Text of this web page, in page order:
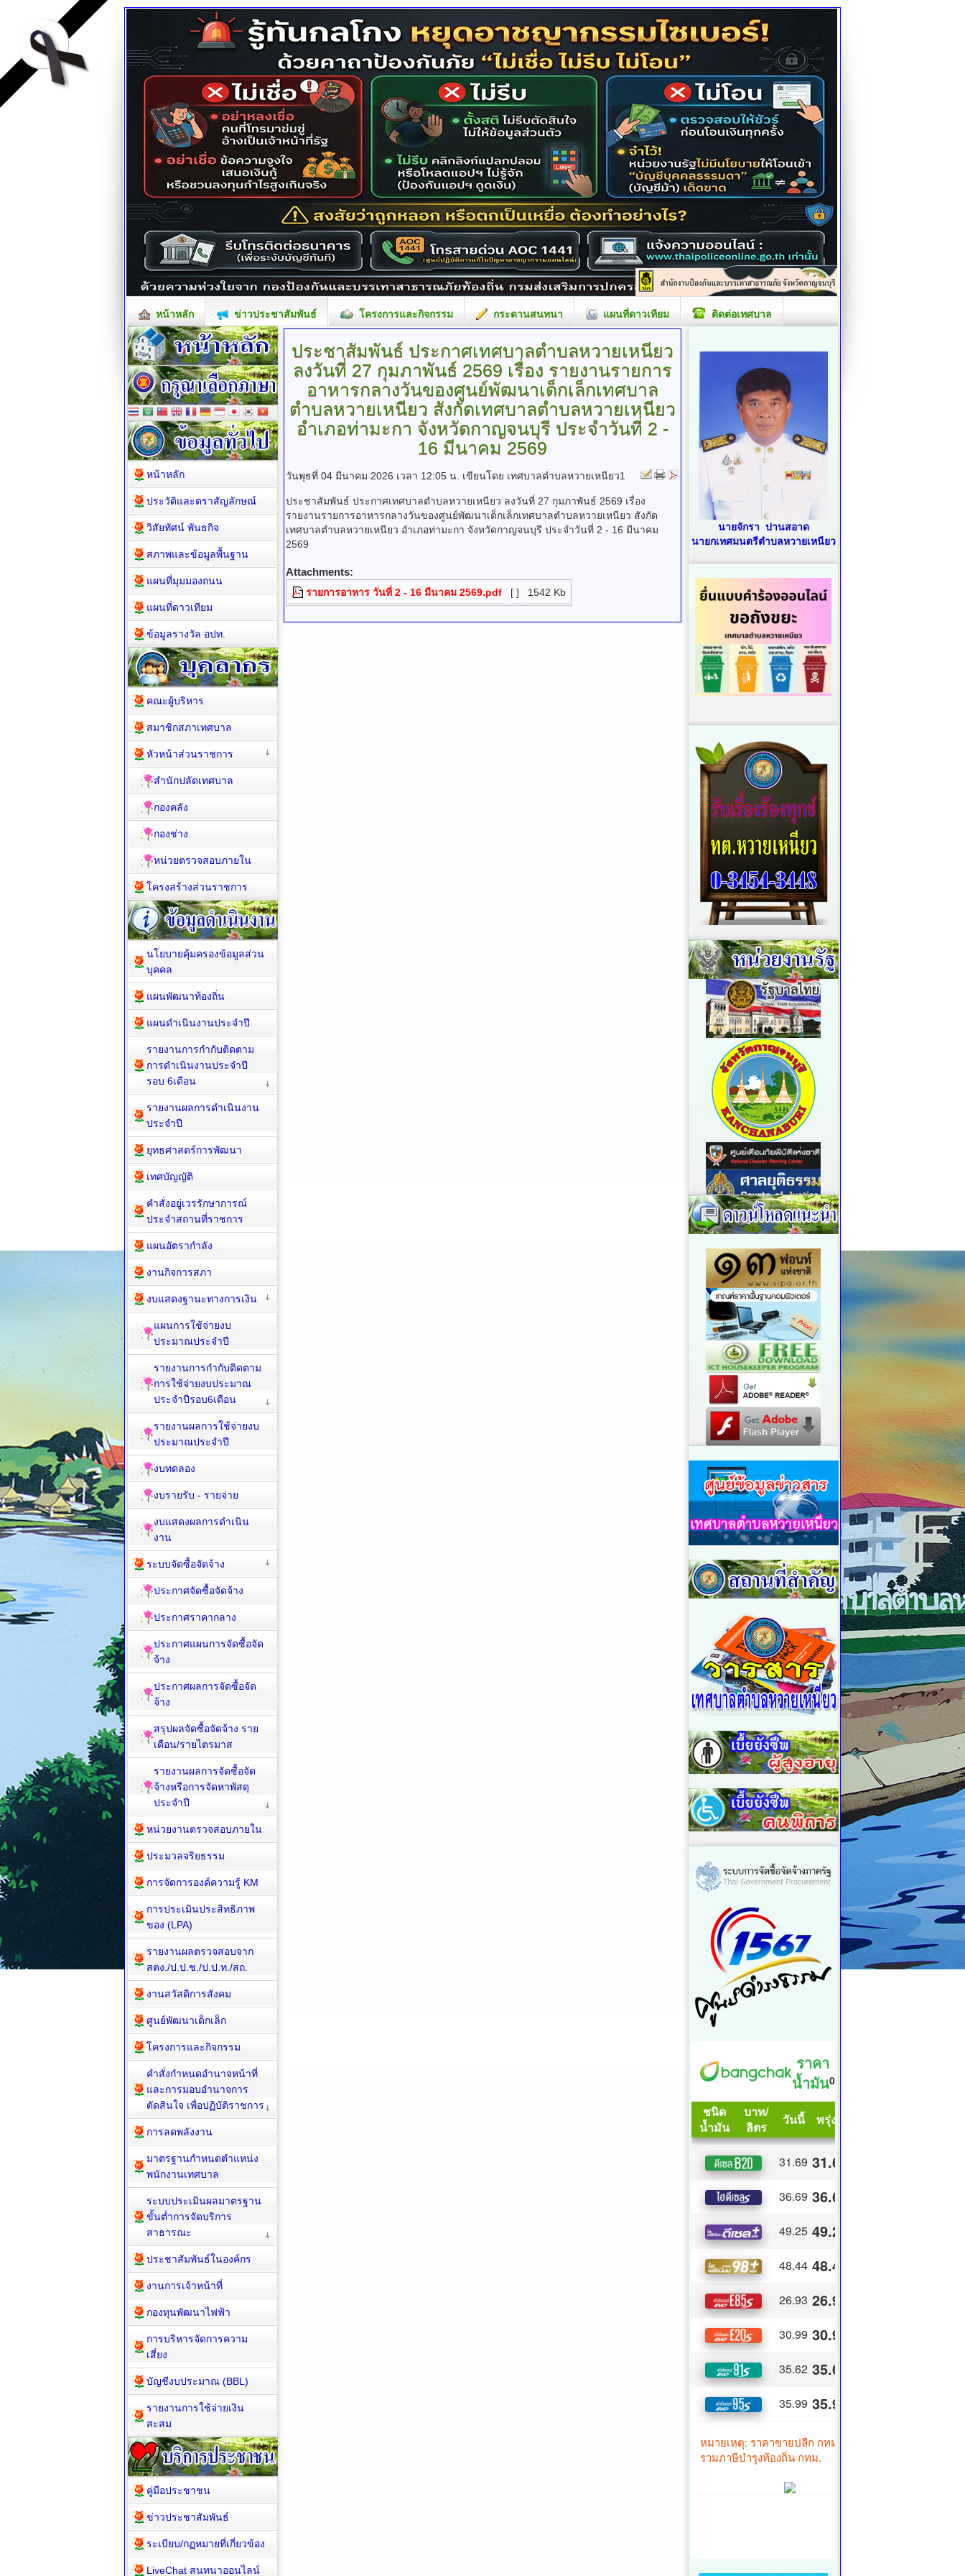
หน้าหลัก ข่าวประชาสัมพันธ์ โครงการและกิจกรรม กระดานสนทนา แผนที่ดาวเทียม ติดต่อเทศบาล
ประชาสัมพันธ์ ประกาศเทศบาลตำบลหวายเหนียว
ลงวันที่ 27 กุมภาพันธ์ 2569 เรื่อง รายงานรายการ
อาหารกลางวันของศูนย์พัฒนาเด็กเล็กเทศบาล
ตำบลหวายเหนียว สังกัดเทศบาลตำบลหวายเหนียว
อำเภอท่ามะกา จังหวัดกาญจนบุรี ประจำวันที่ 2 -
16 มีนาคม 2569
วันพุธที่ 04 มีนาคม 2026 เวลา 12:05 น. เขียนโดย เทศบาลตำบลหวายเหนียว1
ประชาสัมพันธ์ ประกาศเทศบาลตำบลหวายเหนียว ลงวันที่ 27 กุมภาพันธ์ 2569 เรื่อง
รายงานรายการอาหารกลางวันของศูนย์พัฒนาเด็กเล็กเทศบาลตำบลหวายเหนียว สังกัด
เทศบาลตำบลหวายเหนียว อำเภอท่ามะกา จังหวัดกาญจนบุรี ประจำวันที่ 2 - 16 มีนาคม
2569
Attachments:
รายการอาหาร วันที่ 2 - 16 มีนาคม 2569.pdf [ ] 1542 Kb
หน้าหลัก
ประวัติและตราสัญลักษณ์
วิสัยทัศน์ พันธกิจ
สภาพและข้อมูลพื้นฐาน
แผนที่มุมมองถนน
แผนที่ดาวเทียม
ข้อมูลรางวัล อปท.
คณะผู้บริหาร
สมาชิกสภาเทศบาล
หัวหน้าส่วนราชการ
สำนักปลัดเทศบาล
กองคลัง
กองช่าง
หน่วยตรวจสอบภายใน
โครงสร้างส่วนราชการ
นโยบายคุ้มครองข้อมูลส่วน
บุคคล
แผนพัฒนาท้องถิ่น
แผนดำเนินงานประจำปี
รายงานการกำกับติดตาม
การดำเนินงานประจำปี
รอบ 6เดือน
รายงานผลการดำเนินงาน
ประจำปี
ยุทธศาสตร์การพัฒนา
เทศบัญญัติ
คำสั่งอยู่เวรรักษาการณ์
ประจำสถานที่ราชการ
แผนอัตรากำลัง
งานกิจการสภา
งบแสดงฐานะทางการเงิน
แผนการใช้จ่ายงบ
ประมาณประจำปี
รายงานการกำกับติดตาม
การใช้จ่ายงบประมาณ
ประจำปีรอบ6เดือน
รายงานผลการใช้จ่ายงบ
ประมาณประจำปี
งบทดลอง
งบรายรับ - รายจ่าย
งบแสดงผลการดำเนิน
งาน
ระบบจัดซื้อจัดจ้าง
ประกาศจัดซื้อจัดจ้าง
ประกาศราคากลาง
ประกาศแผนการจัดซื้อจัด
จ้าง
ประกาศผลการจัดซื้อจัด
จ้าง
สรุปผลจัดซื้อจัดจ้าง ราย
เดือน/รายไตรมาส
รายงานผลการจัดซื้อจัด
จ้างหรือการจัดหาพัสดุ
ประจำปี
หน่วยงานตรวจสอบภายใน
ประมวลจริยธรรม
การจัดการองค์ความรู้ KM
การประเมินประสิทธิภาพ
ของ (LPA)
รายงานผลตรวจสอบจาก
สตง./ป.ป.ช./ป.ป.ท./สถ.
งานสวัสดิการสังคม
ศูนย์พัฒนาเด็กเล็ก
โครงการและกิจกรรม
คำสั่งกำหนดอำนาจหน้าที่
และการมอบอำนาจการ
ตัดสินใจ เพื่อปฏิบัติราชการ
การลดพลังงาน
มาตรฐานกำหนดตำแหน่ง
พนักงานเทศบาล
ระบบประเมินผลมาตรฐาน
ขั้นต่ำการจัดบริการ
สาธารณะ
ประชาสัมพันธ์ในองค์กร
งานการเจ้าหน้าที่
กองทุนพัฒนาไฟฟ้า
การบริหารจัดการความ
เสี่ยง
บัญชีงบประมาณ (BBL)
รายงานการใช้จ่ายเงิน
สะสม
คู่มือประชาชน
ข่าวประชาสัมพันธ์
ระเบียบ/กฏหมายที่เกี่ยวข้อง
LiveChat สนทนาออนไลน์
นายจักรา ปานสอาด
นายกเทศมนตรีตำบลหวายเหนียว